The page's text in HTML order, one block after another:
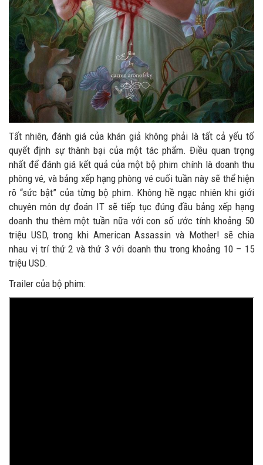
Tất nhiên, đánh giá của khán giả không phải là tất cả yếu tố
quyết định sự thành bại của một tác phẩm. Điều quan trọng
nhất để đánh giá kết quả của một bộ phim chính là doanh thu
phòng vé, và bảng xếp hạng phòng vé cuối tuần này sẽ thể hiện
rõ “sức bật” của từng bộ phim. Không hề ngạc nhiên khi giới
chuyên môn dự đoán IT sẽ tiếp tục đúng đầu bảng xếp hạng
doanh thu thêm một tuần nữa với con số ước tính khoảng 50
triệu USD, trong khi American Assassin và Mother! sẽ chia
nhau vị trí thứ 2 và thứ 3 với doanh thu trong khoảng 10 – 15
triệu USD.
Trailer của bộ phim: